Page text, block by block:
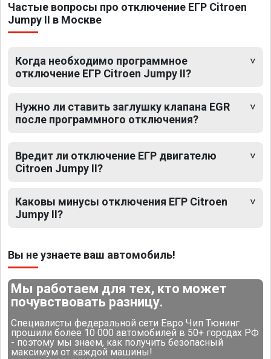
Частые вопросы про отключение ЕГР Citroen
Jumpy II в Москве
Когда необходимо программное
отключение ЕГР Citroen Jumpy II?
Нужно ли ставить заглушку клапана EGR
после программного отключения?
Вредит ли отключение ЕГР двигателю
Citroen Jumpy II?
Каковы минусы отключения ЕГР Citroen
Jumpy II?
Вы не узнаете ваш автомобиль!
Мы работаем для тех, кто может
почувствовать разницу.
Специалисты федеральной сети Евро Чип Тюнинг
прошили более 10 000 автомобилей в 50+ городах РФ
- поэтому мы знаем, как получить безопасный
максимум от каждой машины!